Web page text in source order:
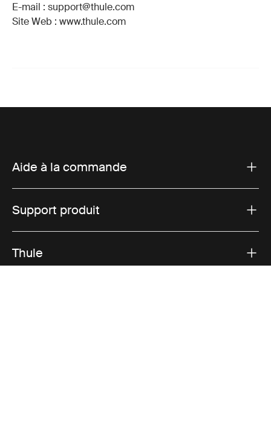
E-mail : support@thule.com
Site Web : www.thule.com
Aide à la commande
Support produit
Thule